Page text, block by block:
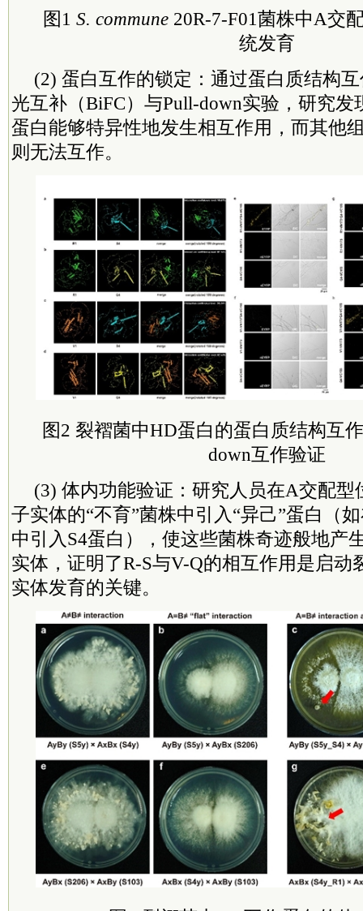
图1S. commune 20R-7-F01菌株中A交
统发育
(2) 蛋白互作的锁定：通过蛋白质结构
光互补（BiFC）与Pull-down实验，研究发
蛋白能够特异性地发生相互作用，而其他
则无法互作。
图2 裂褶菌中HD蛋白的蛋白质结构互
down互作验证
(3) 体内功能验证：研究人员在A交配型
子实体的“不育”菌株中引入“异己”蛋白（
中引入S4蛋白），使这些菌株奇迹般地产
实体，证明了R-S与V-Q的相互作用是启动
实体发育的关键。